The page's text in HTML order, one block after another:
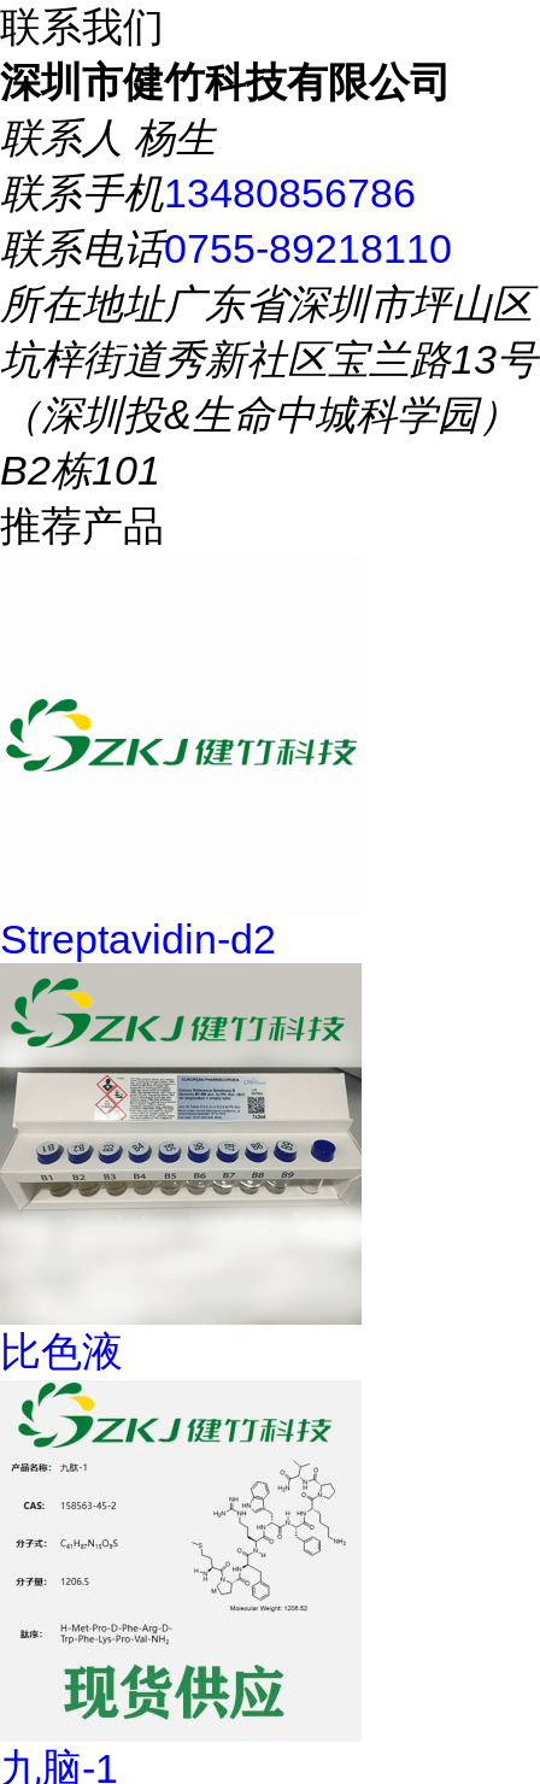
联系我们
深圳市健竹科技有限公司
联系人 杨生
联系手机13480856786
联系电话0755-89218110
所在地址广东省深圳市坪山区
坑梓街道秀新社区宝兰路13号
（深圳投&生命中城科学园）
B2栋101
推荐产品
Streptavidin-d2
比色液
九脑-1